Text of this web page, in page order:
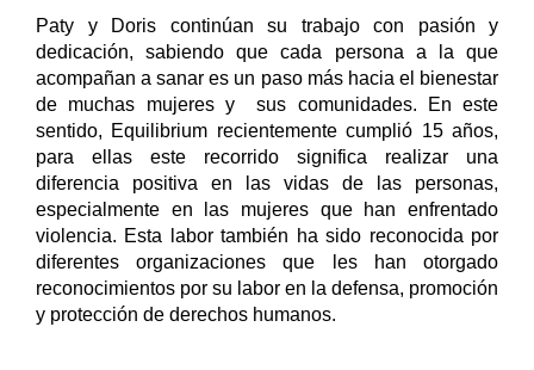
Paty y Doris continúan su trabajo con pasión y
dedicación, sabiendo que cada persona a la que
acompañan a sanar es un paso más hacia el bienestar
de muchas mujeres y  sus comunidades. En este
sentido, Equilibrium recientemente cumplió 15 años,
para ellas este recorrido significa realizar una
diferencia positiva en las vidas de las personas,
especialmente en las mujeres que han enfrentado
violencia. Esta labor también ha sido reconocida por
diferentes organizaciones que les han otorgado
reconocimientos por su labor en la defensa, promoción
y protección de derechos humanos.